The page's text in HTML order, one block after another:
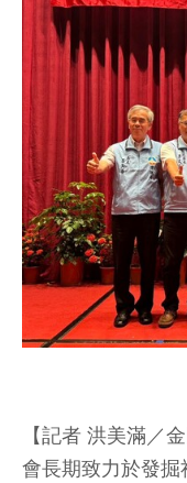
【記者 洪美滿／
會長期致力於發